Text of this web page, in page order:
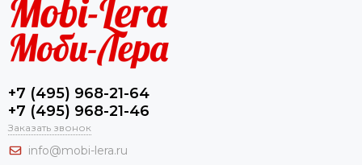
+7 (495) 968-21-64
+7 (495) 968-21-46
Заказать звонок
info@mobi-lera.ru